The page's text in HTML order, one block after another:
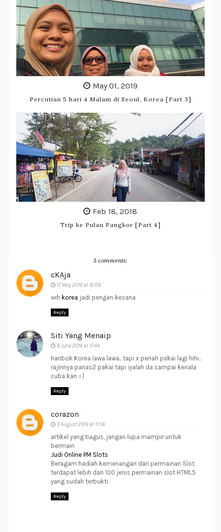
May 01, 2019
Percutian 5 hari 4 Malam di Seoul, Korea [Part 3]
Feb 18, 2018
Trip ke Pulau Pangkor [Part 4]
3 comments:
cKAja
17 May 2019 at 16:08
wih korea jadi pengen kesana
Reply
Siti Yang Menaip
9 June 2019 at 17:44
hanbok Korea lawa lawa.. tapi x penah pakai lagi hihi..
rajinnya panas2 pakai tapi iyalah da sampai kenala
cuba kan =)
Reply
corazon
3 August 2019 at 11:56
artikel yang bagus, jangan lupa mampir untuk
bermain
Judi Online PM Slots
Beragam hadiah kemenangan dari permainan Slot,
terdapat lebih dari 100 jenis permainan slot HTML5
yang sudah terbukti.
Reply